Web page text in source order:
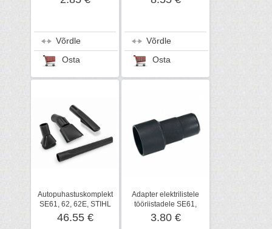
Võrdle
Osta
Võrdle
Osta
Autopuhastuskomplekt
SE61, 62, 62E, STIHL
46.55 €
Adapter elektrilistele
tööriistadele SE61,
STIHL
3.80 €